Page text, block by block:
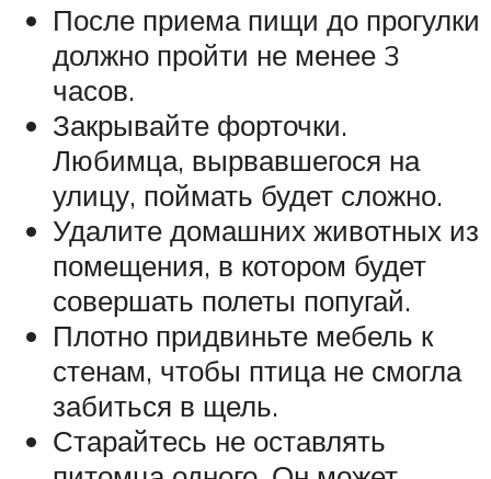
После приема пищи до прогулки
должно пройти не менее 3
часов.
Закрывайте форточки.
Любимца, вырвавшегося на
улицу, поймать будет сложно.
Удалите домашних животных из
помещения, в котором будет
совершать полеты попугай.
Плотно придвиньте мебель к
стенам, чтобы птица не смогла
забиться в щель.
Старайтесь не оставлять